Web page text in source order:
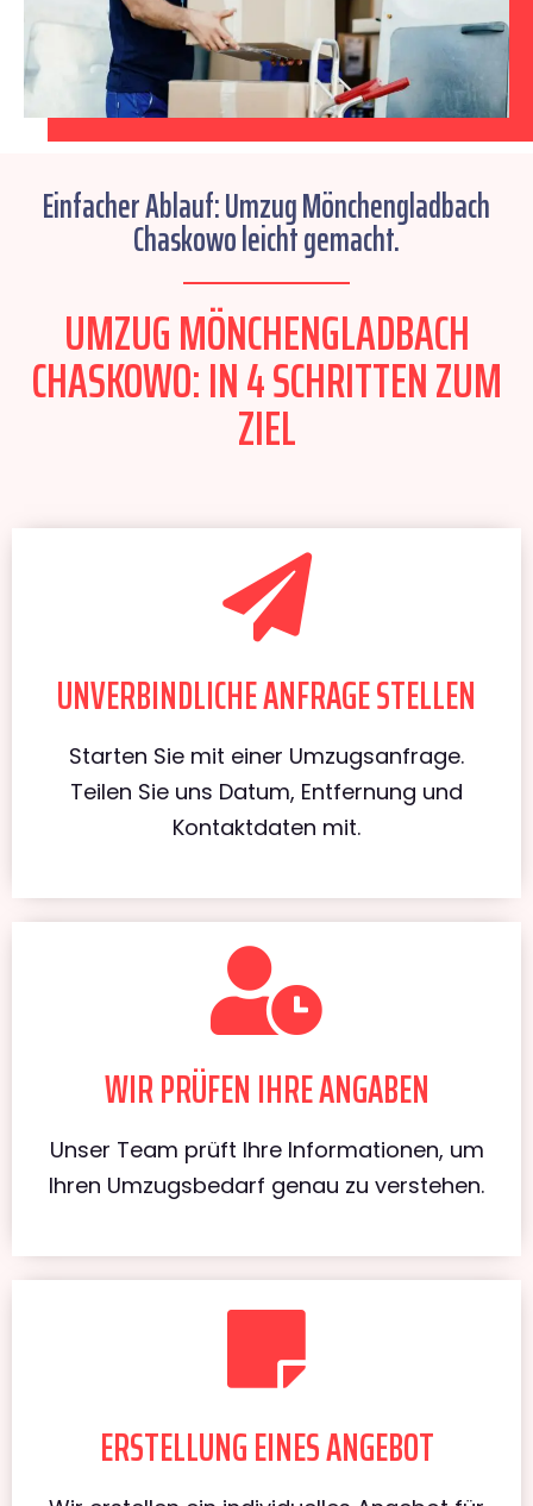
Einfacher Ablauf: Umzug Mönchengladbach
Chaskowo leicht gemacht.
UMZUG MÖNCHENGLADBACH
CHASKOWO: IN 4 SCHRITTEN ZUM
ZIEL
UNVERBINDLICHE ANFRAGE STELLEN
Starten Sie mit einer Umzugsanfrage.
Teilen Sie uns Datum, Entfernung und
Kontaktdaten mit.
WIR PRÜFEN IHRE ANGABEN
Unser Team prüft Ihre Informationen, um
Ihren Umzugsbedarf genau zu verstehen.
ERSTELLUNG EINES ANGEBOT